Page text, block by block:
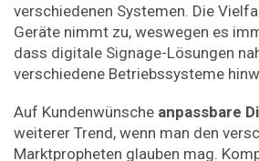
verschiedenen Systemen. Die
Geräte nimmt zu, weswegen es
dass digitale Signage-­Lösungen
verschiedene Betriebssysteme
Auf Kundenwünsche anpassbare
weiterer Trend, wenn man den
Marktpropheten glauben mag.